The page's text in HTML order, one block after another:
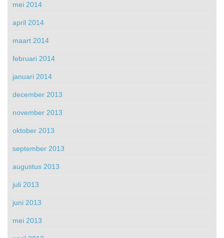
mei 2014
april 2014
maart 2014
februari 2014
januari 2014
december 2013
november 2013
oktober 2013
september 2013
augustus 2013
juli 2013
juni 2013
mei 2013